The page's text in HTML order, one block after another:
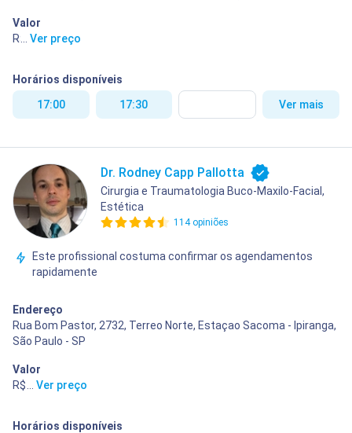
Valor
R$ 90,00
Ver preço
Horários disponíveis
17:00
17:30 Ver mais
Dr. Rodney Capp Pallotta
Cirurgia e Traumatologia Buco-Maxilo-Facial,
Estética
114 opiniões
Este profissional costuma confirmar os agendamentos
rapidamente
Endereço
Rua Bom Pastor, 2732, Terreo Norte, Estaçao Sacoma - Ipiranga,
São Paulo - SP
Valor
R$ 450,00
Ver preço
Horários disponíveis